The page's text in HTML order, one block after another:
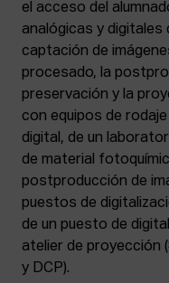
el acceso del
analógicas y digitales
captación de
procesado, la
preservación y la
con equipos de
digital, de un
de material
postproducción de
puestos de
de un puesto de
atelier de proyección
y DCP).